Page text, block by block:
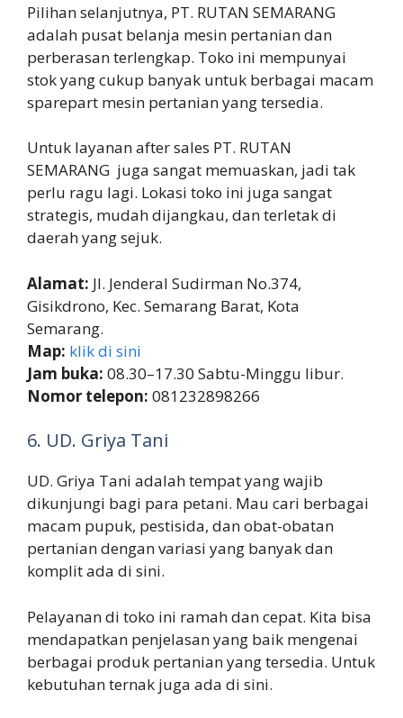
Pilihan selanjutnya, PT. RUTAN SEMARANG
adalah pusat belanja mesin pertanian dan
perberasan terlengkap. Toko ini mempunyai
stok yang cukup banyak untuk berbagai macam
sparepart mesin pertanian yang tersedia.
Untuk layanan after sales PT. RUTAN
SEMARANG juga sangat memuaskan, jadi tak
perlu ragu lagi. Lokasi toko ini juga sangat
strategis, mudah dijangkau, dan terletak di
daerah yang sejuk.
Alamat: Jl. Jenderal Sudirman No.374,
Gisikdrono, Kec. Semarang Barat, Kota
Semarang.
Map: klik di sini
Jam buka: 08.30–17.30 Sabtu-Minggu libur.
Nomor telepon: 081232898266
6. UD. Griya Tani
UD. Griya Tani adalah tempat yang wajib
dikunjungi bagi para petani. Mau cari berbagai
macam pupuk, pestisida, dan obat-obatan
pertanian dengan variasi yang banyak dan
komplit ada di sini.
Pelayanan di toko ini ramah dan cepat. Kita bisa
mendapatkan penjelasan yang baik mengenai
berbagai produk pertanian yang tersedia. Untuk
kebutuhan ternak juga ada di sini.